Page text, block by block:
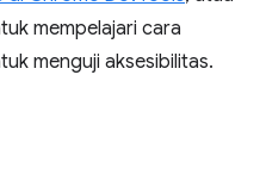
mempelajari cara
menguji aksesibilitas.